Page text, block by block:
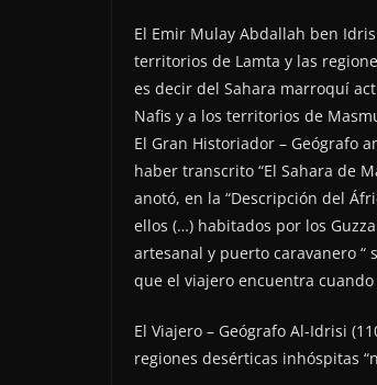
El Emir Mulay Abdallah ben
territorios de Lamta y las
es decir del Sahara marroquí
Nafis y a los territorios de
El Gran Historiador – Geógrafo
haber transcrito “El Sahara de
anotó, en la “Descripción del
ellos (…) habitados por los
artesanal y puerto caravanero
que el viajero encuentra cuando
El Viajero – Geógrafo Al-Idrisi
regiones desérticas inhóspitas